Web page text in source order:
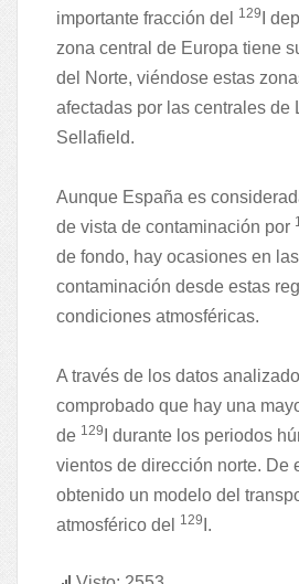
importante fracción del
129
I
zona central de Europa tiene
del Norte, viéndose estas
afectadas por las centrales de
Sellafield.
Aunque España es
de vista de contaminación por
de fondo, hay ocasiones en
contaminación desde estas
condiciones atmosféricas.
A través de los datos
comprobado que hay una
de 129
I durante los periodos
vientos de dirección norte. De
obtenido un modelo del
atmosférico del
129 I.